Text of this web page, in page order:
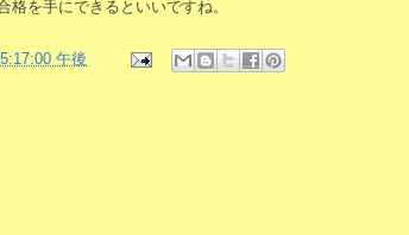
を手にできるといいですね。
午後